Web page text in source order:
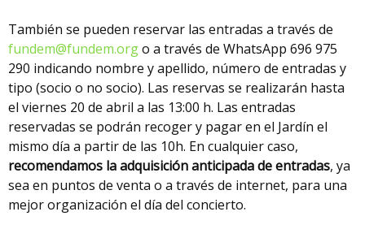
También se pueden reservar las entradas a través de
fundem@fundem.orgo a través de WhatsApp 696 975
290 indicando nombre y apellido, número de entradas y
tipo (socio o no socio). Las reservas se realizarán hasta
el viernes 20 de abril a las 13:00 h. Las entradas
reservadas se podrán recoger y pagar en el Jardín el
mismo día a partir de las 10h. En cualquier caso,
recomendamos la adquisición anticipada de entradas, ya
sea en puntos de venta o a través de internet, para una
mejor organización el día del concierto.